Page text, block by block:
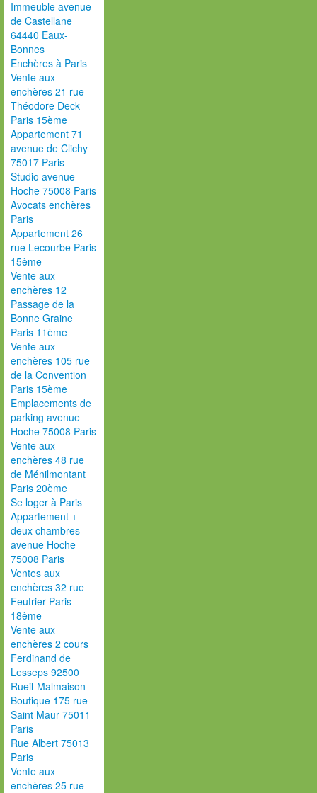
Immeuble avenue
de Castellane
64440 Eaux-
Bonnes
Enchères à Paris
Vente aux
enchères 21 rue
Théodore Deck
Paris 15ème
Appartement 71
avenue de Clichy
75017 Paris
Studio avenue
Hoche 75008 Paris
Avocats enchères
Paris
Appartement 26
rue Lecourbe Paris
15ème
Vente aux
enchères 12
Passage de la
Bonne Graine
Paris 11ème
Vente aux
enchères 105 rue
de la Convention
Paris 15ème
Emplacements de
parking avenue
Hoche 75008 Paris
Vente aux
enchères 48 rue
de Ménilmontant
Paris 20ème
Se loger à Paris
Appartement +
deux chambres
avenue Hoche
75008 Paris
Ventes aux
enchères 32 rue
Feutrier Paris
18ème
Vente aux
enchères 2 cours
Ferdinand de
Lesseps 92500
Rueil-Malmaison
Boutique 175 rue
Saint Maur 75011
Paris
Rue Albert 75013
Paris
Vente aux
enchères 25 rue